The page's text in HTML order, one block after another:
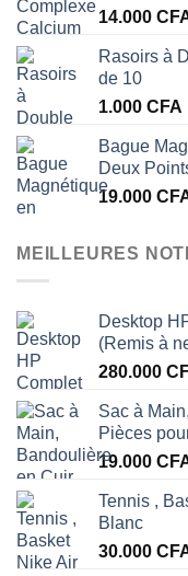
14.000
Rasoirs à
de 10
1.000 CFA
Bague
Deux
19.000
MEILLEURES
Desktop
(Remis à
280.000
Sac à
Pièces
19.000
Tennis ,
Blanc
30.000